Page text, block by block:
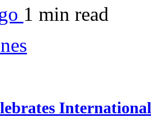
1 min read